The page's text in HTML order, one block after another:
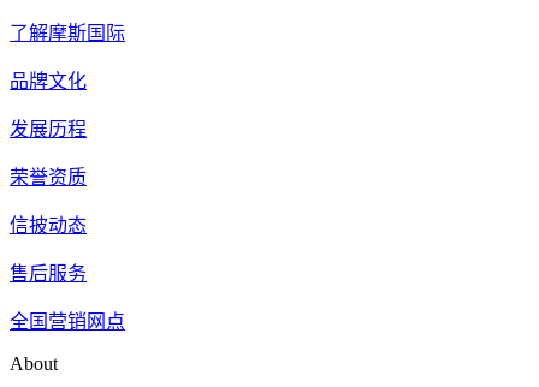
了解摩斯国际
品牌文化
发展历程
荣誉资质
信披动态
售后服务
全国营销网点
About